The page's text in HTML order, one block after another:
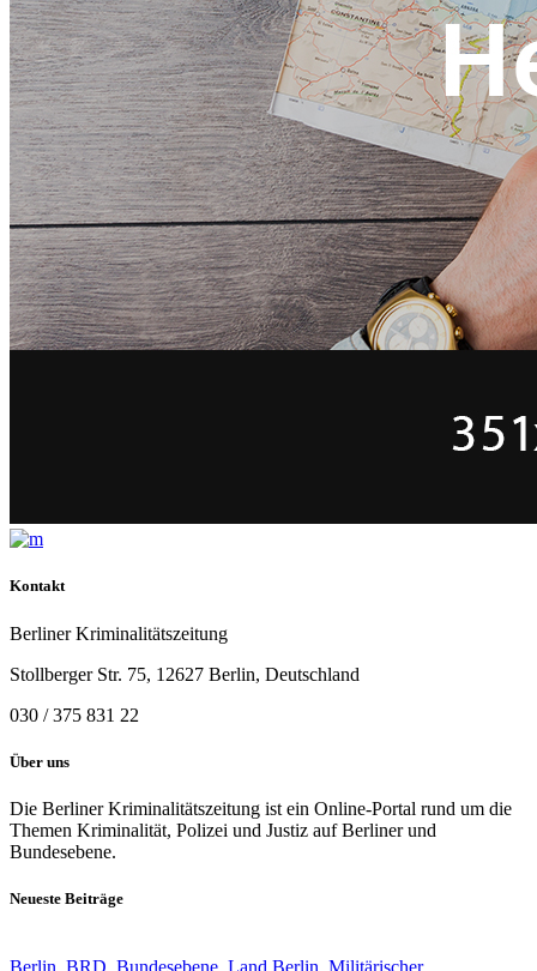
Kontakt
Berliner Kriminalitätszeitung
Stollberger Str. 75, 12627 Berlin, Deutschland
030 / 375 831 22
Über uns
Die Berliner Kriminalitätszeitung ist ein Online-Portal rund um die
Themen Kriminalität, Polizei und Justiz auf Berliner und
Bundesebene.
Neueste Beiträge